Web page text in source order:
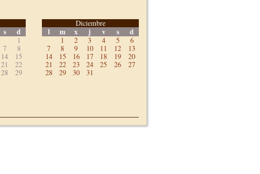
s d
1
7
8
14
15
21
22
28
29
Diciembre
l m x j v s d
1 2 3 4 5
6
7
8 9 10 11 12
13
14
15 16 17 18 19
20
21
22 23 24 25 26
27
28
29 30 31